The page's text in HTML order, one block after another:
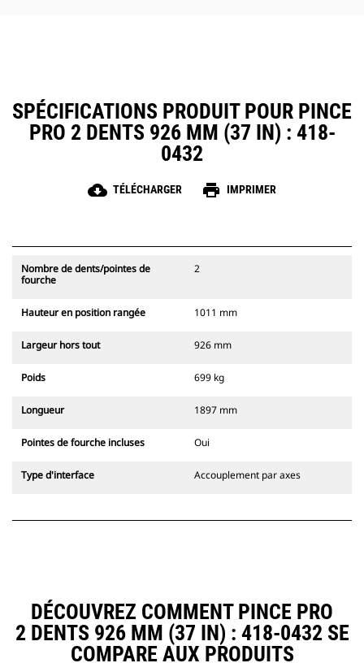
SPÉCIFICATIONS PRODUIT POUR PINCE
PRO 2 DENTS 926 MM (37 IN) : 418-
0432
cloud_download TÉLÉCHARGER print IMPRIMER
Nombre de dents/pointes de
fourche
2
Hauteur en position rangée 1011 mm
Largeur hors tout 926 mm
Poids 699 kg
Longueur 1897 mm
Pointes de fourche incluses Oui
Type d'interface Accouplement par axes
DÉCOUVREZ COMMENT PINCE PRO
2 DENTS 926 MM (37 IN) : 418-0432 SE
COMPARE AUX PRODUITS